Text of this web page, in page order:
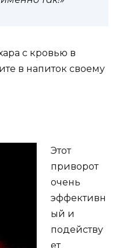
с кровью в
в напиток своему
Этот
приворот
очень
эффективн
ый и
подейству
ет